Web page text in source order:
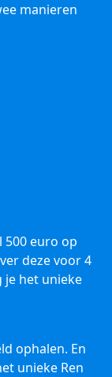
manieren
500 euro op
deze voor 4
je het unieke
ophalen. En
unieke Ren